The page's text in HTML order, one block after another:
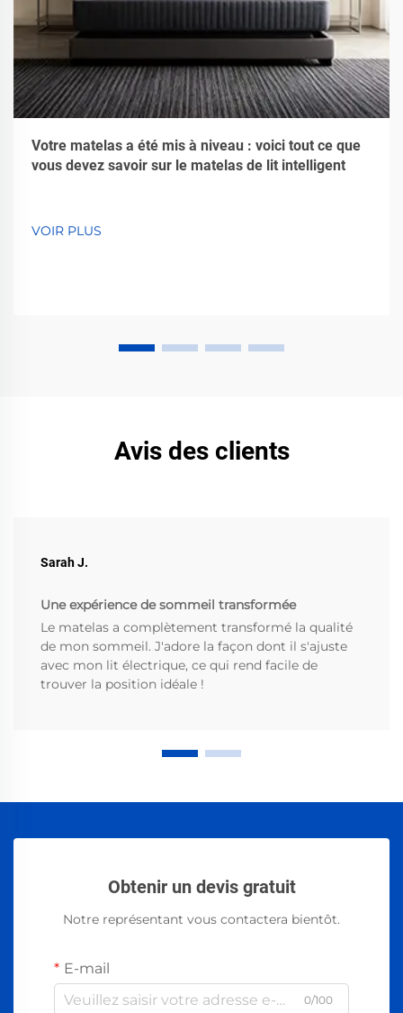
Votre matelas a été mis à niveau : voici tout ce que
vous devez savoir sur le matelas de lit intelligent
VOIR PLUS
Avis des clients
Sarah J.
Une expérience de sommeil transformée
Le matelas a complètement transformé la qualité
de mon sommeil. J'adore la façon dont il s'ajuste
avec mon lit électrique, ce qui rend facile de
trouver la position idéale !
Obtenir un devis gratuit
Notre représentant vous contactera bientôt.
E-mail
0/100